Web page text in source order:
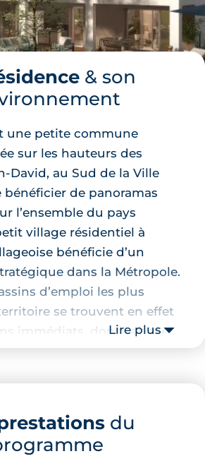
& son
une petite commune
sur les hauteurs des
David, au Sud de la Ville
bénéficier de panoramas
l’ensemble du pays
village résidentiel à
bénéficie d’un
dans la Métropole.
d’emploi les plus
se trouvent en effet
immédiats, dont Labège
ou encore la zone
personnes en quête de
tissu associatif dynamique,
Lire plus
du